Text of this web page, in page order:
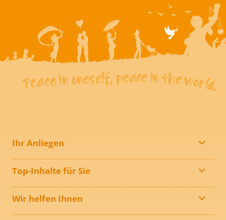
Ihr Anliegen
Top-Inhalte für Sie
Wir helfen Ihnen